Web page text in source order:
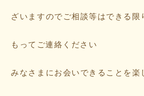
ざいますのでご相談等はできる限
もってご連絡ください
みなさまにお会いできることを楽